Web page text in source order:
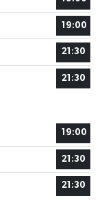
19:00
21:30
21:30
19:00
21:30
21:30